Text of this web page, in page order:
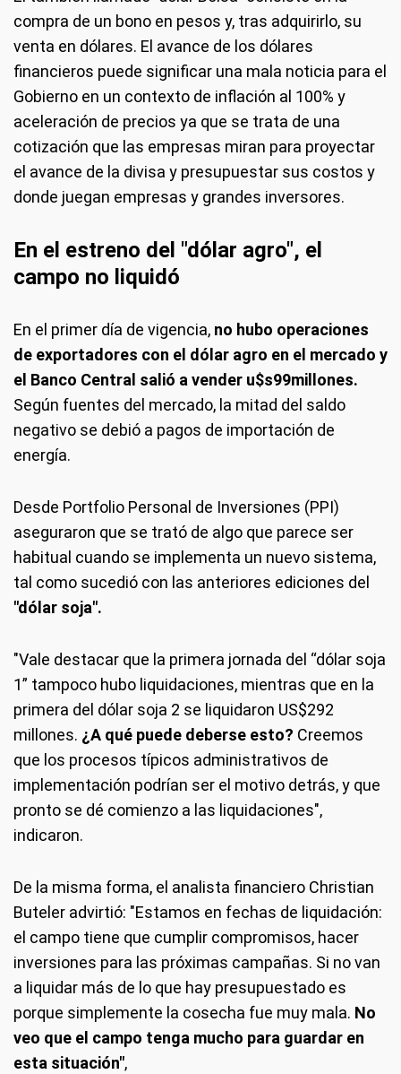
compra de un bono en pesos y, tras adquirirlo, su
venta en dólares. El avance de los dólares
financieros puede significar una mala noticia para el
Gobierno en un contexto de inflación al 100% y
aceleración de precios ya que se trata de una
cotización que las empresas miran para proyectar
el avance de la divisa y presupuestar sus costos y
donde juegan empresas y grandes inversores.
En el estreno del "dólar agro", el
campo no liquidó
En el primer día de vigencia, no hubo operaciones
de exportadores con el dólar agro en el mercado y
el Banco Central salió a vender u$s99millones.
Según fuentes del mercado, la mitad del saldo
negativo se debió a pagos de importación de
energía.
Desde Portfolio Personal de Inversiones (PPI)
aseguraron que se trató de algo que parece ser
habitual cuando se implementa un nuevo sistema,
tal como sucedió con las anteriores ediciones del
"dólar soja".
"Vale destacar que la primera jornada del “dólar soja
1” tampoco hubo liquidaciones, mientras que en la
primera del dólar soja 2 se liquidaron US$292
millones. ¿A qué puede deberse esto? Creemos
que los procesos típicos administrativos de
implementación podrían ser el motivo detrás, y que
pronto se dé comienzo a las liquidaciones",
indicaron.
De la misma forma, el analista financiero Christian
Buteler advirtió: "Estamos en fechas de liquidación:
el campo tiene que cumplir compromisos, hacer
inversiones para las próximas campañas. Si no van
a liquidar más de lo que hay presupuestado es
porque simplemente la cosecha fue muy mala. No
veo que el campo tenga mucho para guardar en
esta situación",